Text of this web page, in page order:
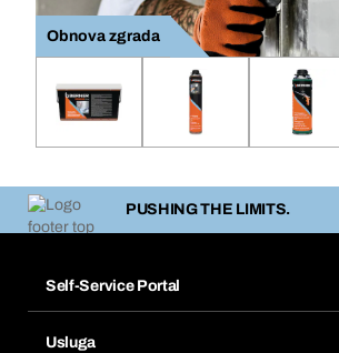
Obnova zgrada
PUSHING THE LIMITS.
Self-Service Portal
Usluga